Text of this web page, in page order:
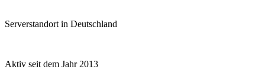
Serverstandort in Deutschland
Aktiv seit dem Jahr 2013